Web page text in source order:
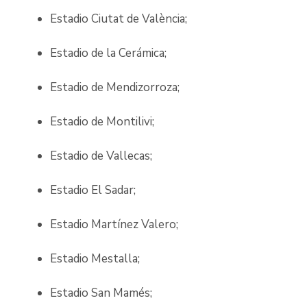
Estadio Ciutat de València;
Estadio de la Cerámica;
Estadio de Mendizorroza;
Estadio de Montilivi;
Estadio de Vallecas;
Estadio El Sadar;
Estadio Martínez Valero;
Estadio Mestalla;
Estadio San Mamés;